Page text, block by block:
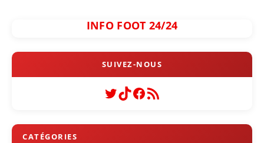
INFO FOOT 24/24
Twitter
TikTok
Facebook
Flux RSS